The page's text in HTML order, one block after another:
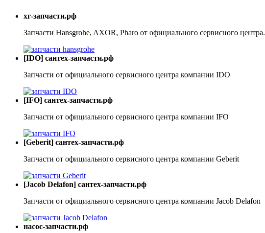
хг-запчасти.рф
Запчасти Hansgrohe, AXOR, Pharo от официального сервисного центра.
[IDO] сантех-запчасти.рф
Запчасти от официального сервисного центра компании IDO
[IFO] сантех-запчасти.рф
Запчасти от официального сервисного центра компании IFO
[Geberit] сантех-запчасти.рф
Запчасти от официального сервисного центра компании Geberit
[Jacob Delafon] сантех-запчасти.рф
Запчасти от официального сервисного центра компании Jacob Delafon
насос-запчасти.рф